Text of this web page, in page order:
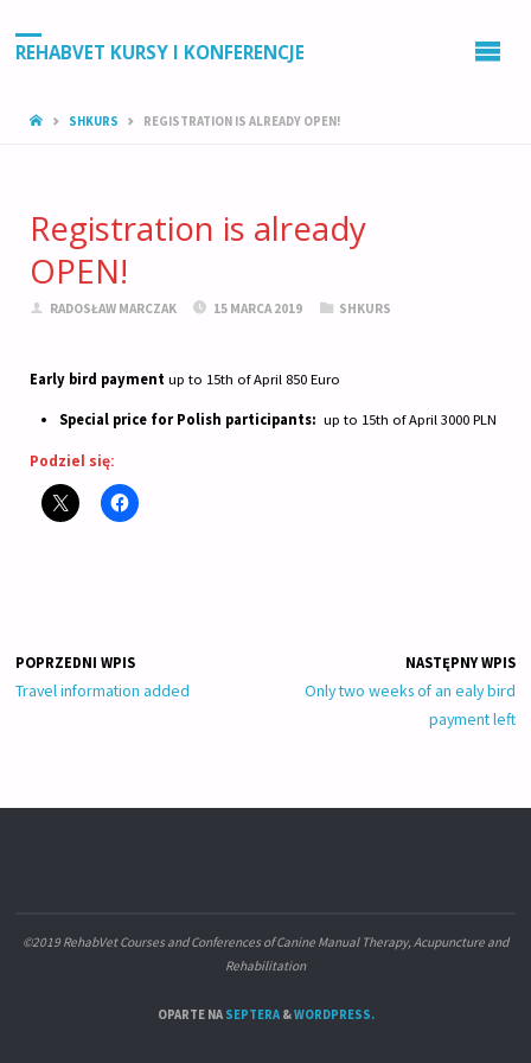
REHABVET KURSY I KONFERENCJE
STRONA
SHKURS REGISTRATION IS ALREADY OPEN!
Registration is already
OPEN!
RADOSŁAW MARCZAK 15 MARCA 2019 SHKURS
Early bird payment up to 15th of April 850 Euro
Special price for Polish participants: up to 15th of April 3000 PLN
Podziel się:
POPRZEDNI WPIS
Travel information added
NASTĘPNY WPIS
Only two weeks of an ealy bird
payment left
©2019 RehabVet Courses and Conferences of Canine Manual Therapy, Acupuncture and
Rehabilitation
OPARTE NASEPTERA&WORDPRESS.